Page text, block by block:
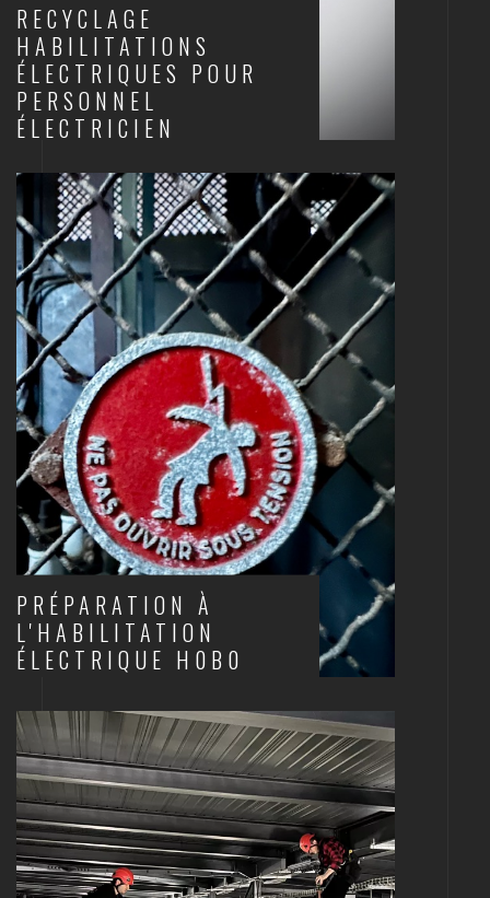
RECYCLAGE
HABILITATIONS
ÉLECTRIQUES POUR
PERSONNEL
ÉLECTRICIEN
PRÉPARATION À
L'HABILITATION
ÉLECTRIQUE H0B0